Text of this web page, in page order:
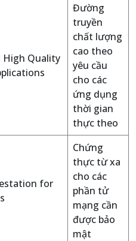
High Quality
Đường
truyền
chất lượng
cao theo
yêu cầu
cho các
ứng dụng
thời gian
thực theo
for
Chứng
thực từ xa
cho các
phần tử
mạng cần
được bảo
mật